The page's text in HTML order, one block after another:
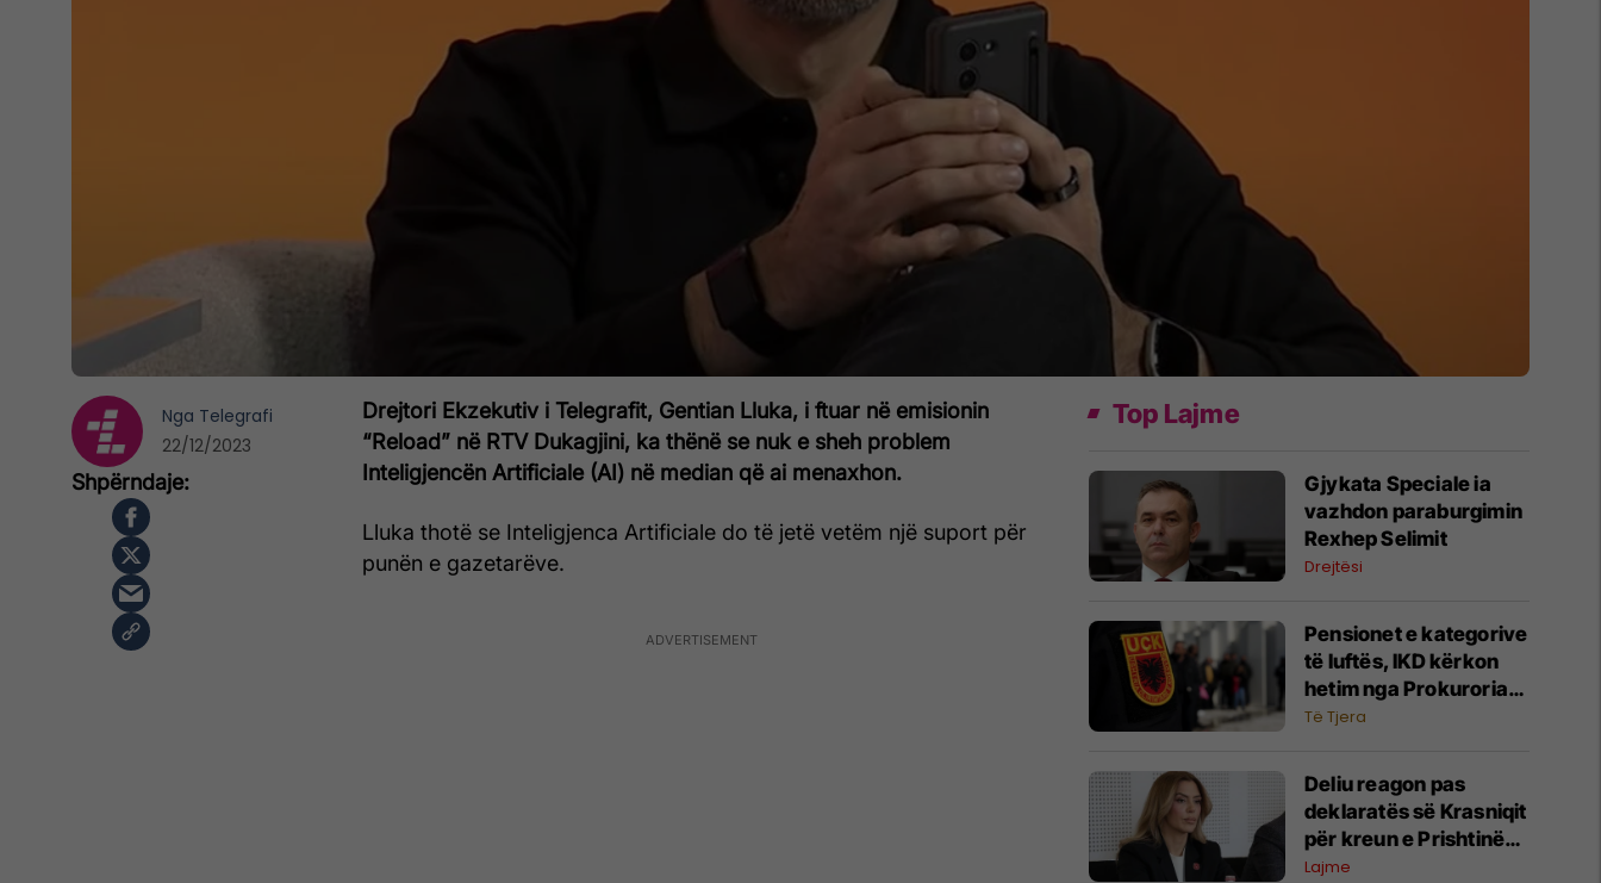
Drejtori Ekzekutiv i Telegrafit, Gentian Lluka, i ftuar në emisionin
“Reload” në RTV Dukagjini, ka thënë se nuk e sheh problem
Inteligjencën Artificiale (AI) në median që ai menaxhon.
Lluka thotë se Inteligjenca Artificiale do të jetë vetëm një suport për
punën e gazetarëve.
Nga Telegrafi
22/12/2023
Top Lajme
Gjykata Speciale ia
vazhdon paraburgimin
Rexhep Selimit
Drejtësi
Pensionet e kategorive
të luftës, IKD kërkon
hetim nga Prokuroria
për moszbatimin e
Të Tjera
Deliu reagon pas
deklaratës së Krasniqit
për kreun e Prishtinës,
e lidh me rastin "Lule
Lajme